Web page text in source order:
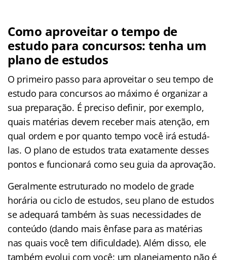
Como aproveitar o tempo de
estudo para concursos: tenha um
plano de estudos
O primeiro passo para aproveitar o seu tempo de
estudo para concursos ao máximo é organizar a
sua preparação. É preciso definir, por exemplo,
quais matérias devem receber mais atenção, em
qual ordem e por quanto tempo você irá estudá-
las. O plano de estudos trata exatamente desses
pontos e funcionará como seu guia da aprovação.
Geralmente estruturado no modelo de grade
horária ou ciclo de estudos, seu plano de estudos
se adequará também às suas necessidades de
conteúdo (dando mais ênfase para as matérias
nas quais você tem dificuldade). Além disso, ele
também evolui com você: um planejamento não é